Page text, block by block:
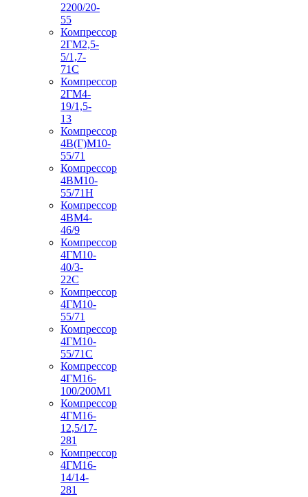
2200/20-
55
Компрессор
2ГМ2,5-
5/1,7-
71С
Компрессор
2ГМ4-
19/1,5-
13
Компрессор
4В(Г)М10-
55/71
Компрессор
4ВМ10-
55/71Н
Компрессор
4ВМ4-
46/9
Компрессор
4ГМ10-
40/3-
22С
Компрессор
4ГМ10-
55/71
Компрессор
4ГМ10-
55/71С
Компрессор
4ГМ16-
100/200М1
Компрессор
4ГМ16-
12,5/17-
281
Компрессор
4ГМ16-
14/14-
281